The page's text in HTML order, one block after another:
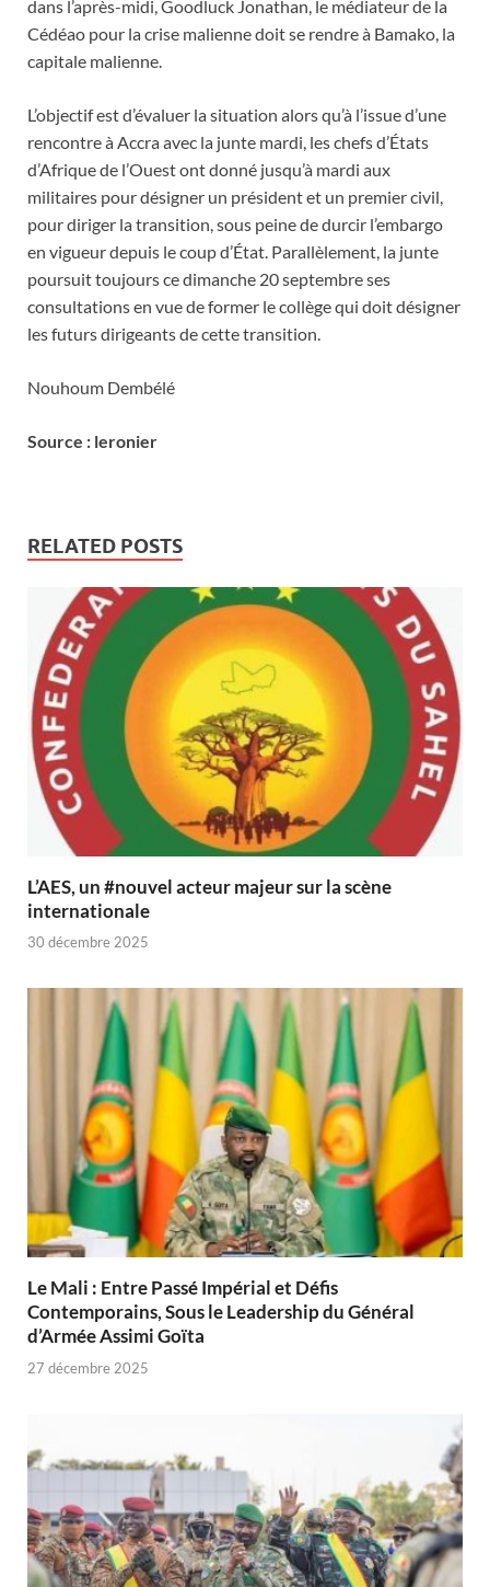
dans l’après-midi, Goodluck Jonathan, le médiateur de la
Cédéao pour la crise malienne doit se rendre à Bamako, la
capitale malienne.
L’objectif est d’évaluer la situation alors qu’à l’issue d’une
rencontre à Accra avec la junte mardi, les chefs d’États
d’Afrique de l’Ouest ont donné jusqu’à mardi aux
militaires pour désigner un président et un premier civil,
pour diriger la transition, sous peine de durcir l’embargo
en vigueur depuis le coup d’État. Parallèlement, la junte
poursuit toujours ce dimanche 20 septembre ses
consultations en vue de former le collège qui doit désigner
les futurs dirigeants de cette transition.
Nouhoum Dembélé
Source : leronier
RELATED POSTS
L’AES, un #nouvel acteur majeur sur la scène
internationale
30 décembre 2025
Le Mali : Entre Passé Impérial et Défis
Contemporains, Sous le Leadership du Général
d’Armée Assimi Goïta
27 décembre 2025